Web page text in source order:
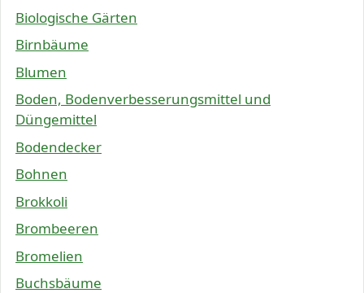
Biologische Gärten
Birnbäume
Blumen
Boden, Bodenverbesserungsmittel und
Düngemittel
Bodendecker
Bohnen
Brokkoli
Brombeeren
Bromelien
Buchsbäume